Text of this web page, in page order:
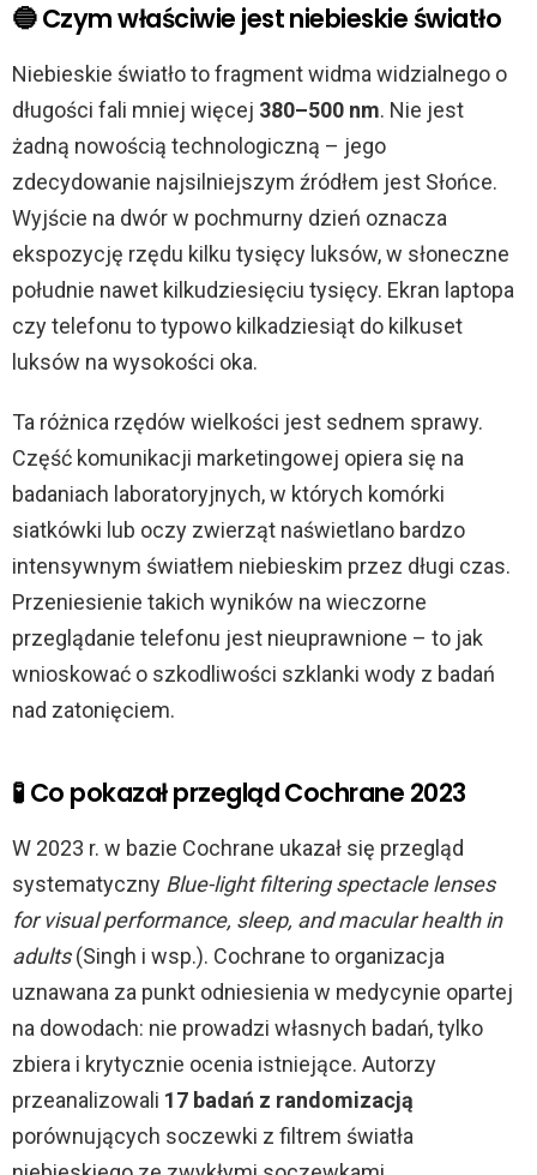
🔵 Czym właściwie jest niebieskie światło
Niebieskie światło to fragment widma widzialnego o
długości fali mniej więcej 380–500 nm. Nie jest
żadną nowością technologiczną – jego
zdecydowanie najsilniejszym źródłem jest Słońce.
Wyjście na dwór w pochmurny dzień oznacza
ekspozycję rzędu kilku tysięcy luksów, w słoneczne
południe nawet kilkudziesięciu tysięcy. Ekran laptopa
czy telefonu to typowo kilkadziesiąt do kilkuset
luksów na wysokości oka.
Ta różnica rzędów wielkości jest sednem sprawy.
Część komunikacji marketingowej opiera się na
badaniach laboratoryjnych, w których komórki
siatkówki lub oczy zwierząt naświetlano bardzo
intensywnym światłem niebieskim przez długi czas.
Przeniesienie takich wyników na wieczorne
przeglądanie telefonu jest nieuprawnione – to jak
wnioskować o szkodliwości szklanki wody z badań
nad zatonięciem.
🧪 Co pokazał przegląd Cochrane 2023
W 2023 r. w bazie Cochrane ukazał się przegląd
systematyczny Blue-light filtering spectacle lenses
for visual performance, sleep, and macular health in
adults(Singh i wsp.). Cochrane to organizacja
uznawana za punkt odniesienia w medycynie opartej
na dowodach: nie prowadzi własnych badań, tylko
zbiera i krytycznie ocenia istniejące. Autorzy
przeanalizowali 17 badań z randomizacją
porównujących soczewki z filtrem światła